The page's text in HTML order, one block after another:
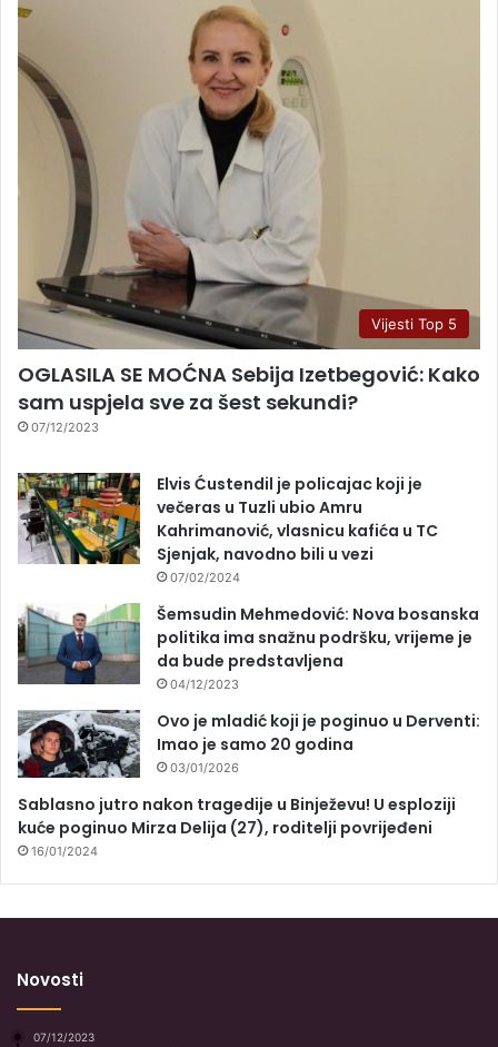
Vijesti Top 5
OGLASILA SE MOĆNA Sebija Izetbegović: Kako
sam uspjela sve za šest sekundi?
07/12/2023
Elvis Ćustendil je policajac koji je
večeras u Tuzli ubio Amru
Kahrimanović, vlasnicu kafića u TC
Sjenjak, navodno bili u vezi
07/02/2024
Šemsudin Mehmedović: Nova bosanska
politika ima snažnu podršku, vrijeme je
da bude predstavljena
04/12/2023
Ovo je mladić koji je poginuo u Derventi:
Imao je samo 20 godina
03/01/2026
Sablasno jutro nakon tragedije u Binježevu! U esploziji
kuće poginuo Mirza Delija (27), roditelji povrijeđeni
16/01/2024
Novosti
07/12/2023